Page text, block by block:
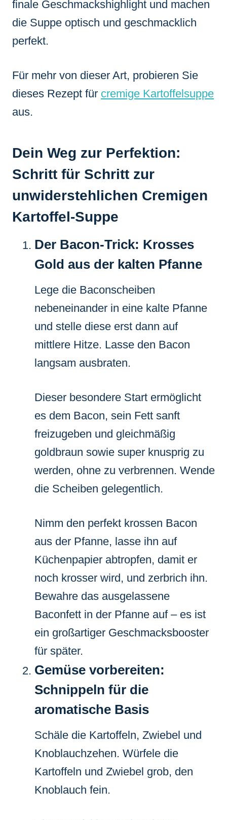
finale Geschmackshighlight und machen
die Suppe optisch und geschmacklich
perfekt.
Für mehr von dieser Art, probieren Sie
dieses Rezept für cremige Kartoffelsuppe
aus.
Dein Weg zur Perfektion:
Schritt für Schritt zur
unwiderstehlichen Cremigen
Kartoffel-Suppe
Der Bacon-Trick: Krosses
Gold aus der kalten Pfanne
Lege die Baconscheiben
nebeneinander in eine kalte Pfanne
und stelle diese erst dann auf
mittlere Hitze. Lasse den Bacon
langsam ausbraten.
Dieser besondere Start ermöglicht
es dem Bacon, sein Fett sanft
freizugeben und gleichmäßig
goldbraun sowie super knusprig zu
werden, ohne zu verbrennen. Wende
die Scheiben gelegentlich.
Nimm den perfekt krossen Bacon
aus der Pfanne, lasse ihn auf
Küchenpapier abtropfen, damit er
noch krosser wird, und zerbrich ihn.
Bewahre das ausgelassene
Baconfett in der Pfanne auf – es ist
ein großartiger Geschmacksbooster
für später.
Gemüse vorbereiten:
Schnippeln für die
aromatische Basis
Schäle die Kartoffeln, Zwiebel und
Knoblauchzehen. Würfele die
Kartoffeln und Zwiebel grob, den
Knoblauch fein.